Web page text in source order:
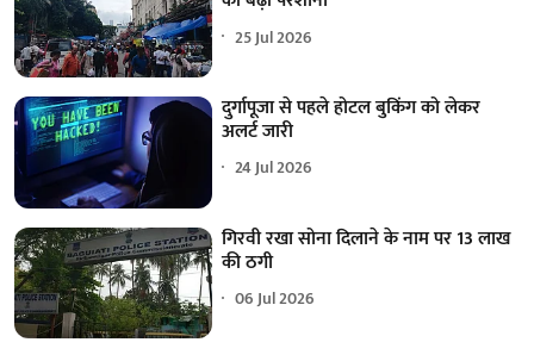
25 Jul 2026
दुर्गापूजा से पहले होटल बुकिंग को लेकर
अलर्ट जारी
24 Jul 2026
गिरवी रखा सोना दिलाने के नाम पर 13 लाख
की ठगी
06 Jul 2026